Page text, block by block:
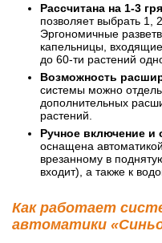
Рассчитана на 1-3
позволяет выбрать 1,
Эргономичные
капельницы,
до 60-ти растений
Возможность
системы можно
дополнительных
растений.
Ручное включение и
оснащена
врезанному в
входит), а также к
Как работает
автоматики